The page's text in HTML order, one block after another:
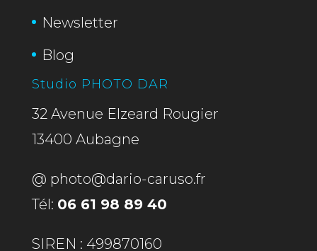
Newsletter
Blog
Studio PHOTO DAR
32 Avenue Elzeard Rougier
13400 Aubagne
@ photo@dario-caruso.fr
Tél: 06 61 98 89 40
SIREN : 499870160